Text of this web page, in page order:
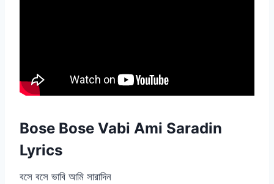
Bose Bose Vabi Ami Saradin
Lyrics
বসে বসে ভাবি আমি সারাদিন